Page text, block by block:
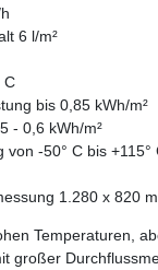
6 l/m²
C
bis 0,85 kWh/m²
- 0,6 kWh/m²
-50° C bis +115°
1.280 x 820
Temperaturen,
großer